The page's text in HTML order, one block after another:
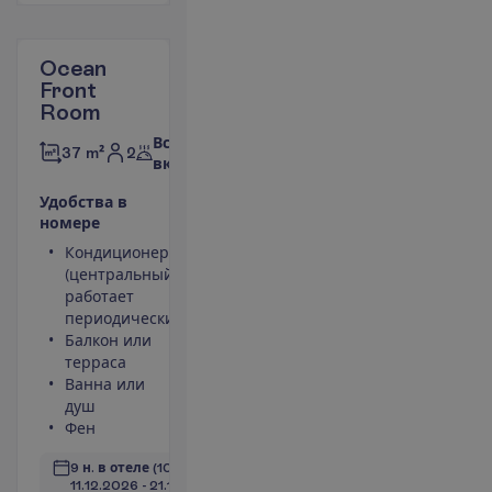
Ocean
Front
Room
37 m² 2
Все
включено
Удобства в
номере
Кондиционер
(центральный,
работает
периодически)
Балкон или
терраса
Ванна или
душ
Фен
9 н. в отеле (10 н. всего)
11.12.2026 - 21.12.2026